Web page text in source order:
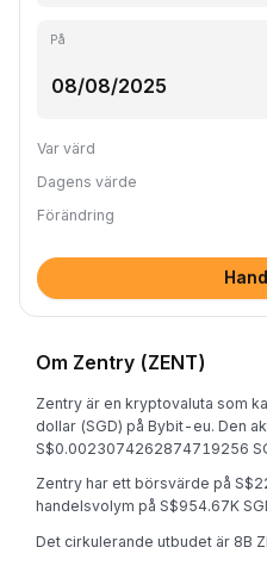
På
Var värd
Dagens värde
Förändring
Om Zentry (ZENT)
Zentry är en kryptovaluta som
dollar (SGD) på Bybit-eu. Den
S$0.0023074262874719256
Zentry har ett börsvärde på
handelsvolym på S$954.67K
Det cirkulerande utbudet är 8B